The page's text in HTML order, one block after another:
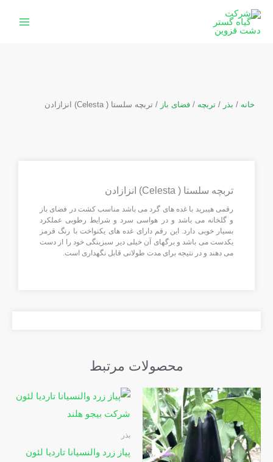
پرش
خانه / بذر / تربچه / فضای باز / تربچه سلستا ( Celesta) انزازادن
تربچه سلستا ( Celesta) انزازادن
رقمی هیبرید با غده های گرد می باشد مناسب کشت در فضای باز
و گلخانه می باشد و در هواسی سرد و شرایط رطوبی عملکرد
بسیار خوبی دارد. این رقم دارای غده های یکنواخت با رنگ قرمز
یکدست می باشد و برگهای آن خیلی دیر سبزینگی خود را از دست
می دهند و در نتیجه برای مدت طولانی قابل نگهداری است.
محصولات مرتبط
بذر
پیاز زرد والنسیانا تاردیا لئون